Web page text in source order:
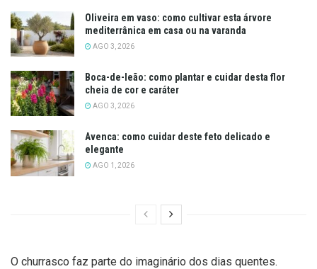
Oliveira em vaso: como cultivar esta árvore
mediterrânica em casa ou na varanda
AGO 3, 2026
Boca-de-leão: como plantar e cuidar desta flor
cheia de cor e caráter
AGO 3, 2026
Avenca: como cuidar deste feto delicado e
elegante
AGO 1, 2026
O churrasco faz parte do imaginário dos dias quentes.